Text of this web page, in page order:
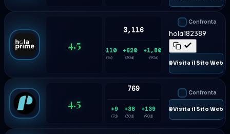
4.5
3,116
+110
(7d)
+620
(30d)
+1,808
(90d)
Confronta
hola182389
🌐 Visita il Sito Web
4.5
769
+9
(7d)
+38
(30d)
+139
(90d)
Confronta
🌐 Visita il Sito Web